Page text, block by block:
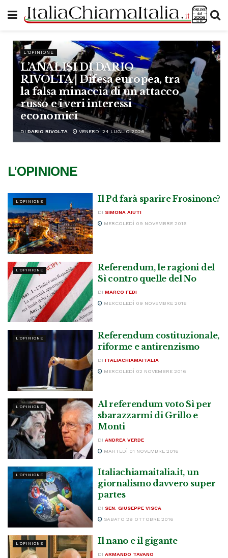
L'OPINIONE
L’ANALISI DI DARIO
RIVOLTA | Difesa europea, tra
la falsa minaccia di un attacco
russo e i veri interessi
economici
DI DARIO RIVOLTA VENERDÌ 24 LUGLIO 2026
L'OPINIONE
L'OPINIONE Il Pd farà sparire Frosinone?
DI SIMONA AIUTI
MERCOLEDÌ 09 NOVEMBRE 2016
L'OPINIONE
Referendum, le ragioni del
Sì contro quelle del No
DI MARCO FEDI
MERCOLEDÌ 09 NOVEMBRE 2016
L'OPINIONE
Referendum costituzionale,
riforme e antirenzismo
DI ITALIACHIAMAITALIA
MERCOLEDÌ 02 NOVEMBRE 2016
L'OPINIONE
Al referendum voto Sì per
sbarazzarmi di Grillo e
Monti
DI ANDREA VERDE
MARTEDÌ 01 NOVEMBRE 2016
L'OPINIONE
Italiachiamaitalia.it, un
giornalismo davvero super
partes
DI SEN. GIUSEPPE VISCA
SABATO 29 OTTOBRE 2016
L'OPINIONE Il nano e il gigante
DI ARMANDO TAVANO